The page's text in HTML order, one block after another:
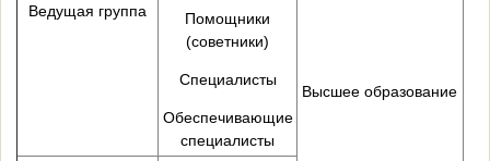
Ведущая группа
Помощники
(советники)
Специалисты
Обеспечивающие
специалисты
Высшее образование